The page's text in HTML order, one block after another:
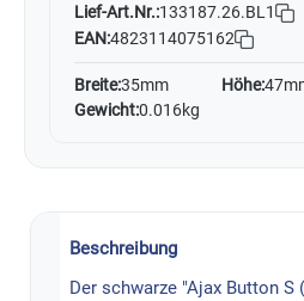
Lief-Art.Nr.:133187.26.BL1
EAN:4823114075162
Breite:35mm Höhe:
Gewicht:0.016kg
Beschreibung
Der schwarze "Ajax Button S